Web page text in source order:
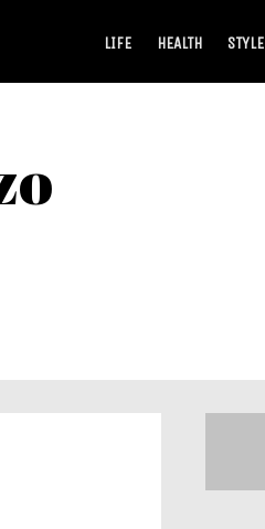
LIFE HEALTH STYLE